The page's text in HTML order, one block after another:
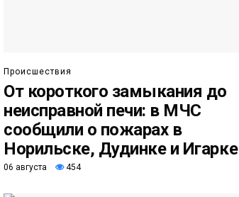
Происшествия
От короткого замыкания до
неисправной печи: в МЧС
сообщили о пожарах в
Норильске, Дудинке и Игарке
06 августа 454